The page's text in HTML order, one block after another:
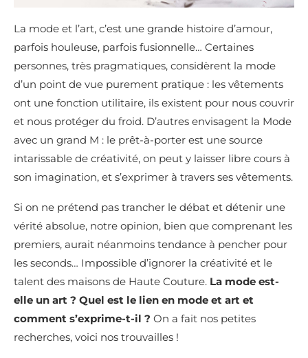
La mode et l’art, c’est une grande histoire d’amour,
parfois houleuse, parfois fusionnelle… Certaines
personnes, très pragmatiques, considèrent la mode
d’un point de vue purement pratique : les vêtements
ont une fonction utilitaire, ils existent pour nous couvrir
et nous protéger du froid. D’autres envisagent la Mode
avec un grand M : le prêt-à-porter est une source
intarissable de créativité, on peut y laisser libre cours à
son imagination, et s’exprimer à travers ses vêtements.
Si on ne prétend pas trancher le débat et détenir une
vérité absolue, notre opinion, bien que comprenant les
premiers, aurait néanmoins tendance à pencher pour
les seconds… Impossible d’ignorer la créativité et le
talent des maisons de Haute Couture. La mode est-
elle un art ? Quel est le lien en mode et art et
comment s’exprime-t-il ? On a fait nos petites
recherches, voici nos trouvailles !